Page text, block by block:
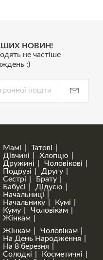
НОВИН!
не частіше
:)
Мамі
Татові
Дівчині
Хлопцю
Дружині
Чоловікові
Подрузі
Другу
Сестрі
Брату
Бабусі
Дідусю
Начальниці
Начальнику
Кумі
Куму
Чоловікам
Жінкам
Жінкам
Чоловікам
На День Народження
На 8 березня
Солодкі
Косметичні